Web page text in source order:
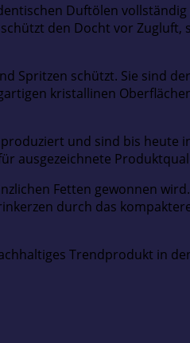
Duftölen
den Docht vor Zugluft,
Spritzen schützt. Sie sind
kristallinen
und sind bis heute
ausgezeichnete
Fetten gewonnen
durch das
Trendprodukt in